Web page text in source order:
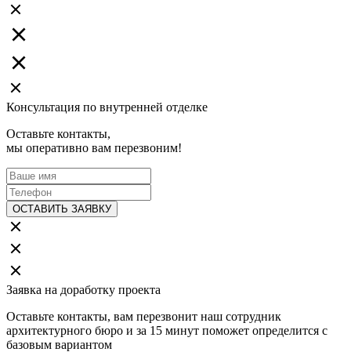
Консультация по внутренней отделке
Оставьте контакты,
мы оперативно вам перезвоним!
ОСТАВИТЬ ЗАЯВКУ
Заявка на доработку проекта
Оставьте контакты, вам перезвонит наш сотрудник
архитектурного бюро и за 15 минут поможет определится с
базовым вариантом